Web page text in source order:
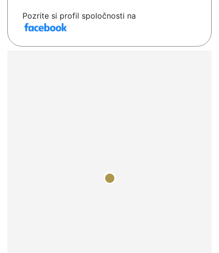
Pozrite si profil spoločnosti na